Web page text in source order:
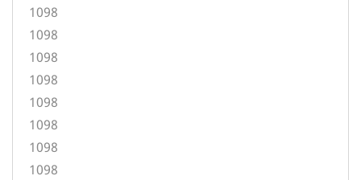
1098
1098
1098
1098
1098
1098
1098
1098